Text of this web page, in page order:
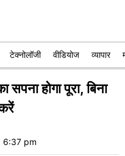
टेक्नोलॉजी वीडियोज व्यापार
होगा पूरा, बिना
6:37 pm